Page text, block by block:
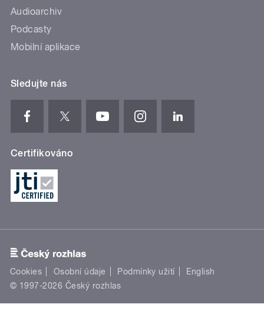
Audioarchiv
Podcasty
Mobilní aplikace
Sledujte nás
Certifikováno
Cookies Osobní údaje Podmínky užití
English
© 1997-2026 Český rozhlas